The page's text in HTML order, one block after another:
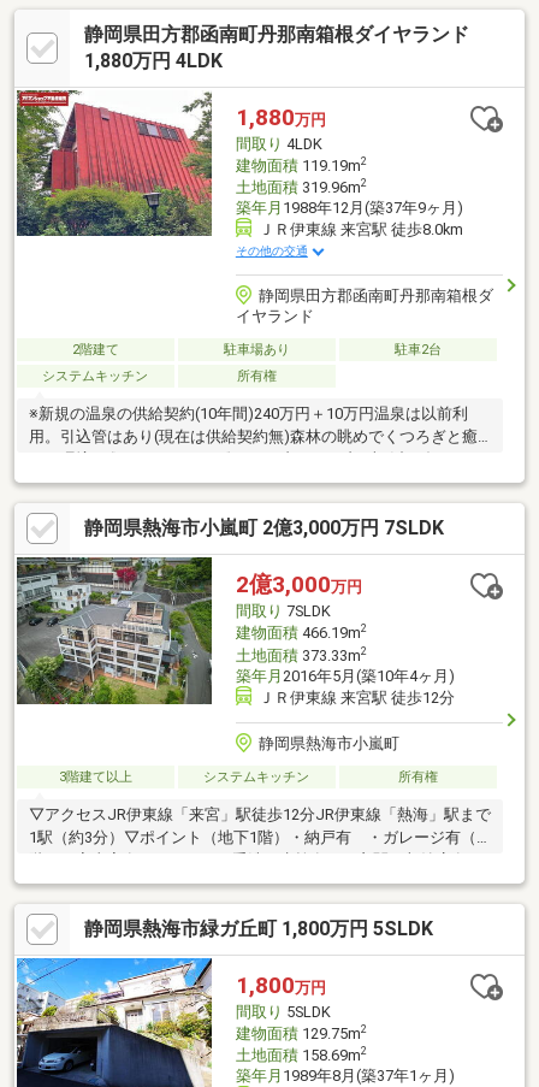
ーションできる魅力があります。裏手には現在趣味のお家として
活用されている建物があり、多彩な使い方が楽しめます。広大な
菜園やガーデニングスペースも備え、家庭菜園やアウトドアライ
最適の物件です。
静岡県田方郡函南町丹那南箱根ダイヤランド
1,880万円 4LDK
1,880万円
間取り 4LDK
建物面積119.19m2
土地面積319.96m2
築年月 1988年12月(築37年9ヶ月)
ＪＲ伊東線 来宮駅 徒歩8.0km
その他の交通
静岡県田方郡函南町丹那南箱根ダ
イヤランド
2階建て 駐車場あり
駐車2台
システムキッチン
所有権
※新規の温泉の供給契約(10年間)240万円＋10万円温泉は以前利
用。引込管はあり(現在は供給契約無)森林の眺めでくつろぎと癒
ンド店…車で2分(約600m)・丹那小…車で8分(約3140m)・函南中…
車で24分(約9450m)■函南駅行き 自主運行バス『向山』停歩約3分
■浄化槽保守点検費：年8360円（税込）※単独浄化槽の場合 ■丹
那小・函南中（スクールバス有）■実際の正確な距離：来宮駅よ
り約8800ｍ、函南駅より約9360ｍ、熱海駅より約10320ｍ■契約
不適合責任：免責■現況渡し
静岡県熱海市小嵐町 2億3,000万円 7SLDK
2億3,000万円
間取り 7SLDK
建物面積466.19m2
土地面積373.33m2
築年月 2016年5月(築10年4ヶ月)
ＪＲ伊東線 来宮駅 徒歩12分
静岡県熱海市小嵐町
3階建て以上 システムキッチン 所有権
▽アクセスJR伊東線「来宮」駅徒歩12分JR伊東線「熱海」駅まで
1駅（約3分）▽ポイント（地下1階）・納戸有 ・ガレージ有（1
階）・納戸有 ・各洋室に収納有（3階）・書斎有 ・3階に浴室
有 ・和室にキッチン有 ・エレベーター有（1階）・玄関ポーチ
7.41㎡・テラス16.25㎡・バーベキューテラス18.53㎡・坪庭2.44㎡
（2階）・バルコニー19.27㎡（3階）・バルコニー19.27㎡（屋
上）・24.22㎡
静岡県熱海市緑ガ丘町 1,800万円 5SLDK
1,800万円
間取り 5SLDK
建物面積129.75m2
土地面積158.69m2
築年月 1989年8月(築37年1ヶ月)